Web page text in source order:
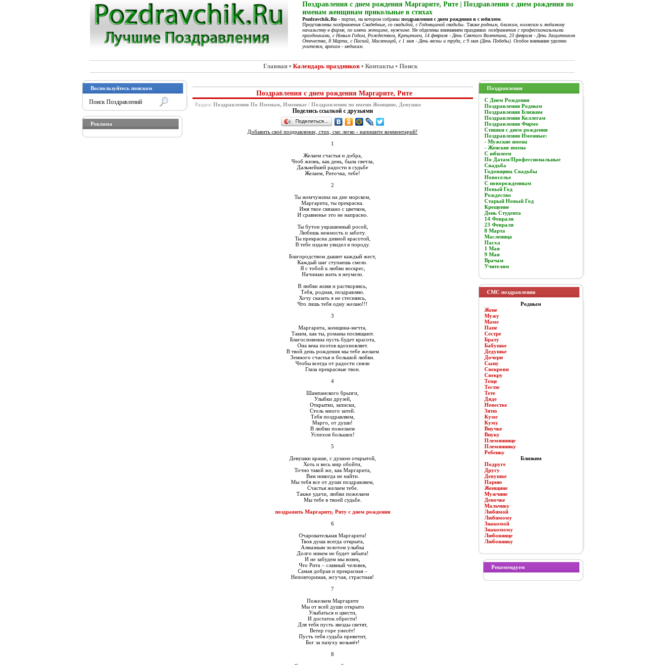
Поздравления с днем рождения Маргарите, Рите | Поздравления с днем рождения по
именам женщинам прикольные в стихах
Pozdravchik.Ru - портал, на котором собраны поздравления с днем рождения и с юбилеем
Представлены поздравления Свадебные, со свадьбой, с Годовщиной свадьбы . Также родным, близким, коллегам и любимому
начальству в фирме, по имени женщине, мужчине. Не обделены вниманием праздники: поздравления с профессиональными
праздниками, с Новым Годом, Рождеством, Крещением, 14 февраля - День Святого Валентина, 23 февраля - День Защитников
Отечества, 8 Марта, с Пасхой, Масленицей, с 1 мая - День весны и труда, с 9 мая (День Победы). Особое внимание уделено
учителям, врачам - медикам
Главная • Календарь праздников • Контакты • Поиск
Воспользуйтесь поиском
Реклама
Поздравления с днем рождения Маргарите, Рите
Раздел: Поздравления По Именам, Именные/ Поздравления по имени Женщине, Девушке
Поделись ссылкой с друзьями
Поделиться…
Добавить своё поздравление, стих, смс легко - напишите комментарий!
1
Желаем счастья и добра,
Чтоб жизнь, как день, была светла,
Дальнейшей радости в судьбе
Желаем, Риточка, тебе!
2
Ты жемчужина на дне морском,
Маргарита, ты прекрасна.
Имя твое связано с цветком,
И сравненье это не напрасно.
Ты бутон украшенный росой,
Любишь нежность и заботу.
Ты прекрасна дивной красотой,
В тебе издали увидел я породу.
Благородством дышит каждый жест,
Каждый шаг ступаешь смело.
Я с тобой к любви воскрес,
Начинаю жить я неумело.
В любви живя и растворяясь,
Тебя, родная, поздравляю.
Хочу сказать я не стесняясь,
Что лишь тебя одну желаю!!!
3
Маргарита, женщина-мечта,
Таким, как ты, романы посвящают.
Благословенна пусть будет красота,
Она века поэтов вдохновляет.
В твой день рождения мы тебе желаем
Земного счастья и большой любви.
Чтобы всегда от радости сияли
Глаза прекрасные твои.
4
Шампанского брызги,
Улыбки друзей,
Открытки, записки,
Столь много затей.
Тебя поздравляем,
Марго, от души!
В любви пожелаем
Успехов больших!
5
Девушки краше, с душою открытой,
Хоть и весь мир обойти,
Точно такой же, как Маргарита,
Вам никогда не найти.
Мы тебя все от души поздравляем,
Счастья желаем тебе.
Также удачи, любви пожелаем
Мы тебе в твоей судьбе.
поздравить Маргариту, Риту с днем рождения
6
Очаровательная Маргарита!
Твоя душа всегда открыта,
Алмазным золотом улыбка
Долго никем не будет забыта!
И не забудем мы вовек,
Что Рита – славный человек,
Самая добрая и прекрасная –
Неповторимая, жгучая, страстная!
7
Пожелаем Маргарите
Мы от всей души открыто
Улыбаться и цвести,
И достаток обрести!
Для тебя пусть звезды светят,
Ветер горе унесёт!
Пусть тебя судьба приветит,
Бог за пазуху возьмёт!
8
Поздравления
C Днем Рождения
Поздравления Родным
Поздравления Близким
Поздравления Коллегам
Поздравления Фирме
Стишки с днем рождения
Поздравления Именные:
- Мужские имена
- Женские имена
С юбилеем
По Датам/Профессиональные
Свадьба
Годовщина Свадьбы
Новоселье
С новорожденным
Новый Год
Рождество
Старый Новый Год
Крещение
День Студента
14 Февраля
23 Февраля
8 Марта
Масленица
Пасха
1 Мая
9 Мая
Врачам
Учителям
СМС поздравления
Родным
Жене
Мужу
Маме
Папе
Сестре
Брату
Бабушке
Дедушке
Дочери
Сыну
Свекрови
Свекру
Теще
Тестю
Тете
Дяде
Невестке
Зятю
Куме
Куму
Внучке
Внуку
Племяннице
Племяннику
Ребенку
Близким
Подруге
Другу
Девушке
Парню
Женщине
Мужчине
Девочке
Мальчику
Любимой
Любимому
Знакомой
Знакомому
Любовнице
Любовнику
Рекомендуем